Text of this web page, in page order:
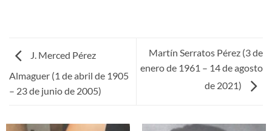
J. Merced Pérez
Almaguer (1 de abril de 1905
– 23 de junio de 2005)
Martín Serratos Pérez (3 de
enero de 1961 – 14 de agosto
de 2021)